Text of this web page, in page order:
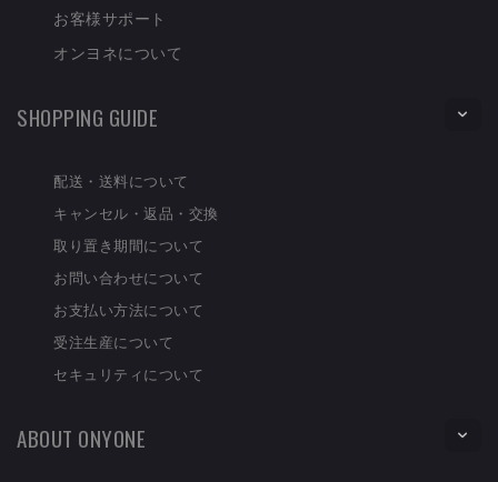
お客様サポート
オンヨネについて
SHOPPING GUIDE
配送・送料について
キャンセル・返品・交換
取り置き期間について
お問い合わせについて
お支払い方法について
受注生産について
セキュリティについて
ABOUT ONYONE